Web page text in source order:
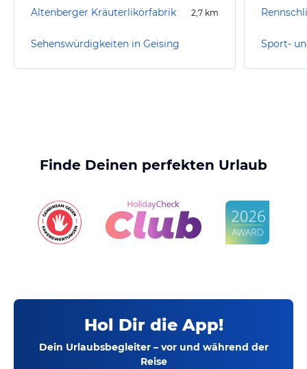
Altenberger Kräuterlikörfabrik 2,7 km
Sehenswürdigkeiten in Geising Sport-
Finde Deinen perfekten Urlaub
Hol Dir die App!
Dein Urlaubsbegleiter – vor und während der
Reise